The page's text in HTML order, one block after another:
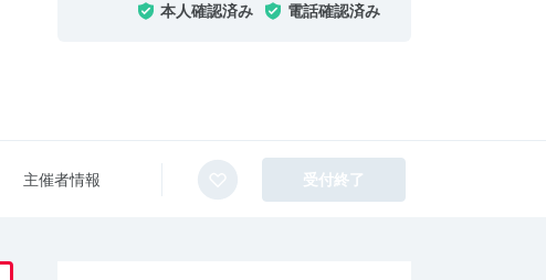
本人確認済み 電話確認済み
主催者情報 受付終了